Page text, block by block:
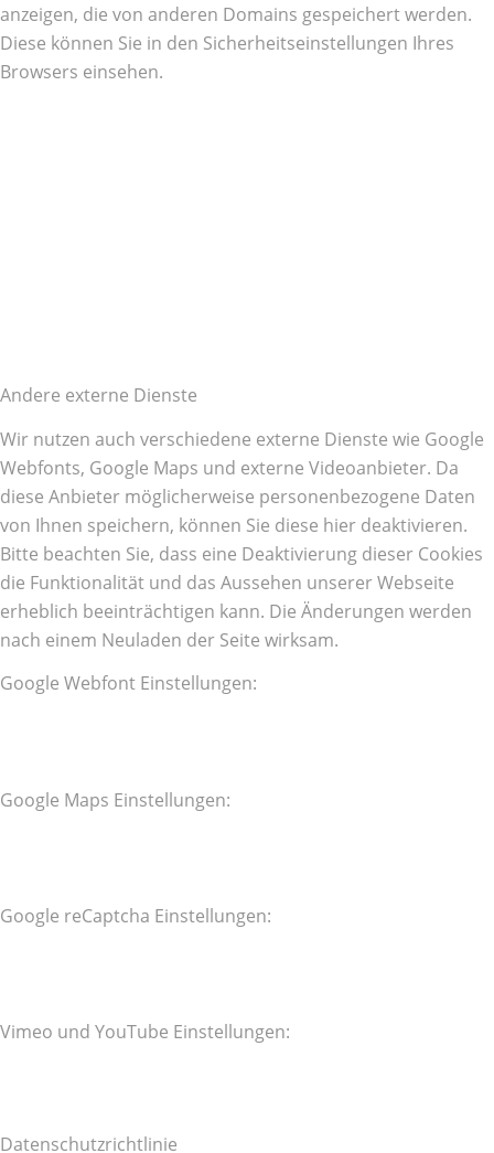
anzeigen, die von anderen Domains gespeichert werden.
Diese können Sie in den Sicherheitseinstellungen Ihres
Browsers einsehen.
Andere externe Dienste
Wir nutzen auch verschiedene externe Dienste wie Google
Webfonts, Google Maps und externe Videoanbieter. Da
diese Anbieter möglicherweise personenbezogene Daten
von Ihnen speichern, können Sie diese hier deaktivieren.
Bitte beachten Sie, dass eine Deaktivierung dieser Cookies
die Funktionalität und das Aussehen unserer Webseite
erheblich beeinträchtigen kann. Die Änderungen werden
nach einem Neuladen der Seite wirksam.
Google Webfont Einstellungen:
Google Maps Einstellungen:
Google reCaptcha Einstellungen:
Vimeo und YouTube Einstellungen:
Datenschutzrichtlinie